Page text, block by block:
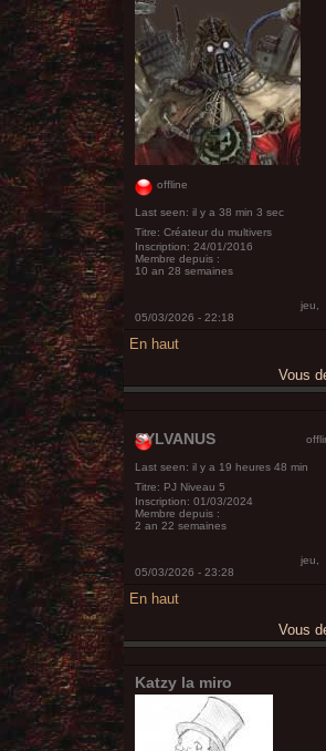
offline
Last seen: il y a 38 min 3 sec
Titre: Créateur du multivers
Inscription: 24/01/2016
Membre depuis :
10 an 28 semaines
jeu,
05/03/2026 - 22:18
En haut
Vous
SYLVANUS
Last seen: il y a 19 heures 48 min
Titre: PJ Niveau 5
Inscription: 01/03/2024
Membre depuis :
2 an 22 semaines
jeu,
05/03/2026 - 23:28
En haut
Vous
Katzy la miro